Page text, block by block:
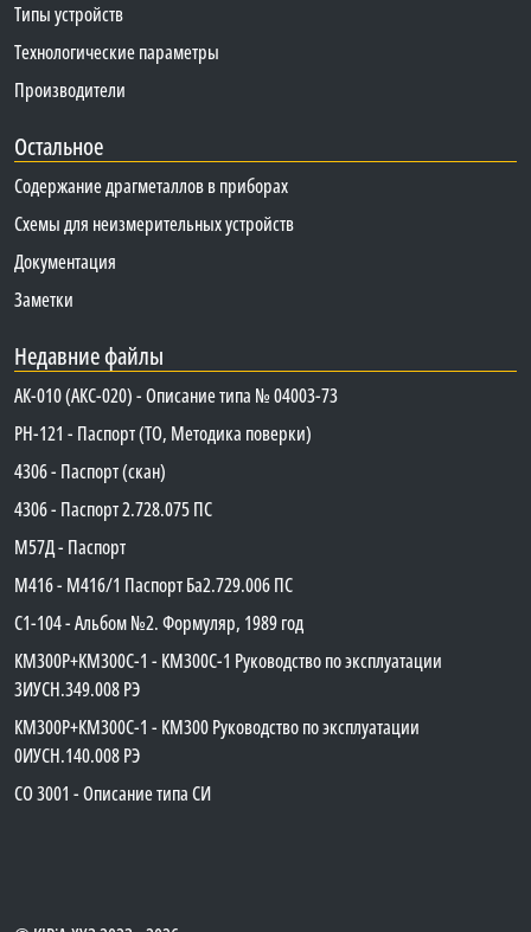
Типы устройств
Технологические параметры
Производители
Остальное
Содержание драгметаллов в приборах
Схемы для неизмерительных устройств
Документация
Заметки
Недавние файлы
АК-010 (АКС-020) - Описание типа № 04003-73
PH-121 - Паспорт (ТО, Методика поверки)
4306 - Паспорт (скан)
4306 - Паспорт 2.728.075 ПС
М57Д - Паспорт
М416 - М416/1 Паспорт Ба2.729.006 ПС
C1-104 - Альбом №2. Формуляр, 1989 год
КМ300Р+КМ300С-1 - КМ300C-1 Руководство по эксплуатации
3ИУСН.349.008 РЭ
КМ300Р+КМ300С-1 - КМ300 Руководство по эксплуатации
0ИУСН.140.008 РЭ
СО 3001 - Описание типа СИ